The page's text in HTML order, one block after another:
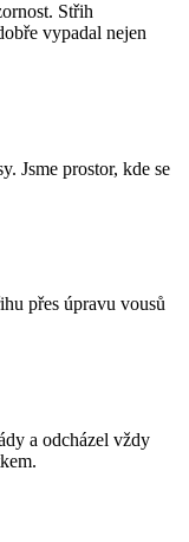
Střih
vypadal nejen
Jsme prostor, kde se
přes úpravu vousů
a odcházel vždy